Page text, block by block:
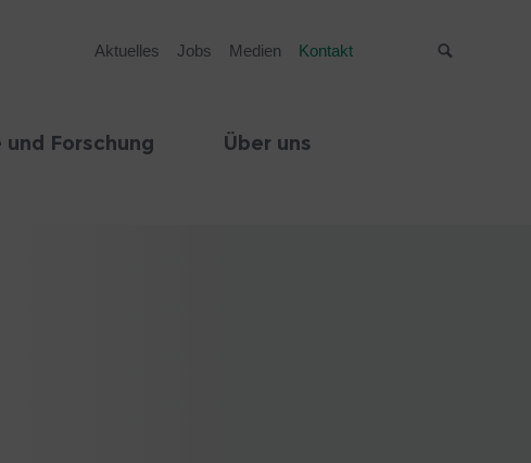
Aktuelles Jobs Medien Kontakt
und Forschung Über uns